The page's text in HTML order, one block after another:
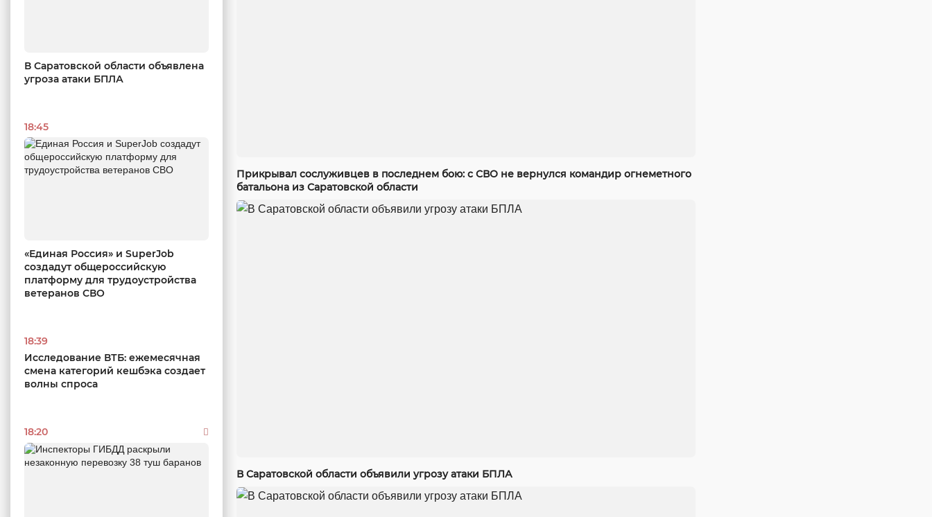
В Саратовской области объявлена
угроза атаки БПЛА
18:45
«Единая Россия» и SuperJob
создадут общероссийскую
платформу для трудоустройства
ветеранов СВО
18:39
Исследование ВТБ: ежемесячная
смена категорий кешбэка создает
волны спроса
18:20
Прикрывал сослуживцев в последнем бою: с СВО не вернулся командир огнеметного
батальона из Саратовской области
В Саратовской области объявили угрозу атаки БПЛА